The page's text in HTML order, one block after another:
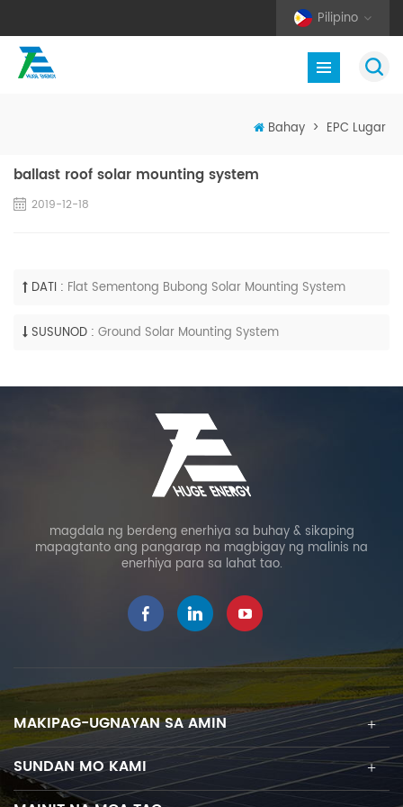
Pilipino
Bahay > EPC Lugar
ballast roof solar mounting system
2019-12-18
DATI : Flat Sementong Bubong Solar Mounting System
SUSUNOD : Ground Solar Mounting System
magdala ng berdeng enerhiya sa buhay & sikaping
mapagtanto ang pangarap na magbigay ng malinis na
enerhiya para sa lahat tao.
MAKIPAG-UGNAYAN SA AMIN
SUNDAN MO KAMI